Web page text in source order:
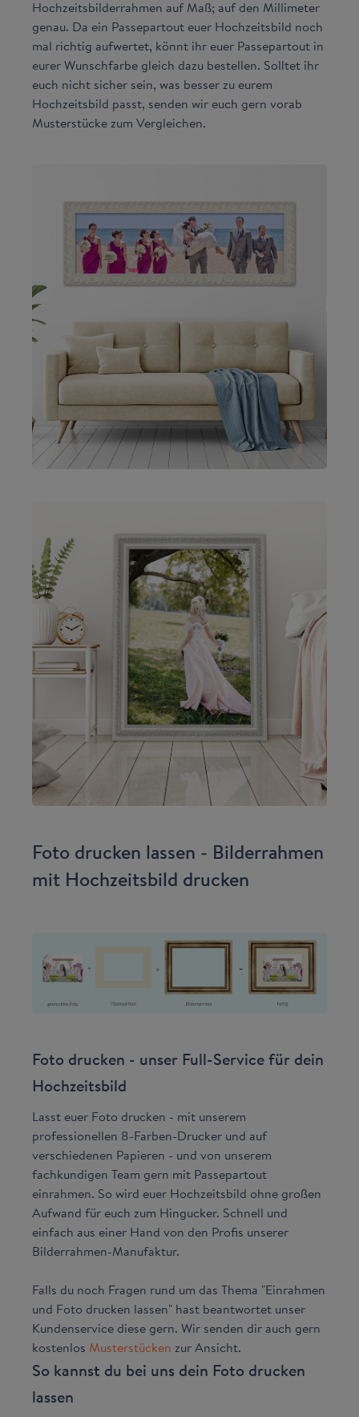
Hochzeitsbilderrahmen auf Maß; auf den Millimeter
genau. Da ein Passepartout euer Hochzeitsbild noch
mal richtig aufwertet, könnt ihr euer Passepartout in
eurer Wunschfarbe gleich dazu bestellen. Solltet ihr
euch nicht sicher sein, was besser zu eurem
Hochzeitsbild passt, senden wir euch gern vorab
Musterstücke zum Vergleichen.
Foto drucken lassen - Bilderrahmen
mit Hochzeitsbild drucken
Foto drucken - unser Full-Service für dein
Hochzeitsbild
Lasst euer Foto drucken - mit unserem
professionellen 8-Farben-Drucker und auf
verschiedenen Papieren - und von unserem
fachkundigen Team gern mit Passepartout
einrahmen. So wird euer Hochzeitsbild ohne großen
Aufwand für euch zum Hingucker. Schnell und
einfach aus einer Hand von den Profis unserer
Bilderrahmen-Manufaktur.
Falls du noch Fragen rund um das Thema "Einrahmen
und Foto drucken lassen" hast beantwortet unser
Kundenservice diese gern. Wir senden dir auch gern
kostenlos Musterstücken zur Ansicht.
So kannst du bei uns dein Foto drucken
lassen